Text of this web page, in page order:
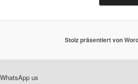
Stolz präsentiert von
WhatsApp us